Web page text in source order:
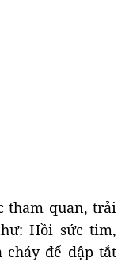
tham quan, trải
Hồi sức tim,
cháy để dập tắt